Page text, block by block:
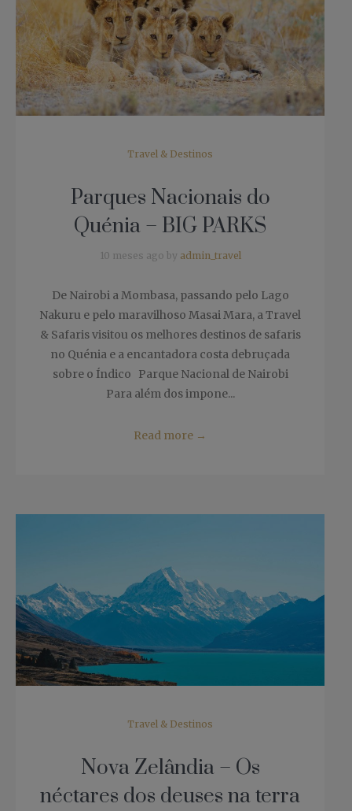
Travel & Destinos
Parques Nacionais do
Quénia – BIG PARKS
10 meses ago by admin_travel
De Nairobi a Mombasa, passando pelo Lago
Nakuru e pelo maravilhoso Masai Mara, a Travel
& Safaris visitou os melhores destinos de safaris
no Quénia e a encantadora costa debruçada
sobre o Índico Parque Nacional de Nairobi
Para além dos impone...
Read more →
Travel & Destinos
Nova Zelândia – Os
néctares dos deuses na terra